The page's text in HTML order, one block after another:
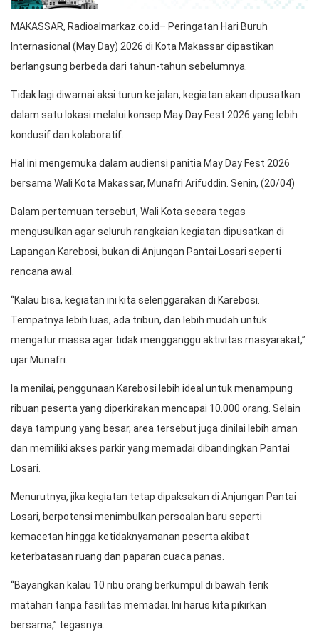
MAKASSAR, Radioalmarkaz.co.id– Peringatan Hari Buruh
Internasional (May Day) 2026 di Kota Makassar dipastikan
berlangsung berbeda dari tahun-tahun sebelumnya.
Tidak lagi diwarnai aksi turun ke jalan, kegiatan akan dipusatkan
dalam satu lokasi melalui konsep May Day Fest 2026 yang lebih
kondusif dan kolaboratif.
Hal ini mengemuka dalam audiensi panitia May Day Fest 2026
bersama Wali Kota Makassar, Munafri Arifuddin. Senin, (20/04)
Dalam pertemuan tersebut, Wali Kota secara tegas
mengusulkan agar seluruh rangkaian kegiatan dipusatkan di
Lapangan Karebosi, bukan di Anjungan Pantai Losari seperti
rencana awal.
“Kalau bisa, kegiatan ini kita selenggarakan di Karebosi.
Tempatnya lebih luas, ada tribun, dan lebih mudah untuk
mengatur massa agar tidak mengganggu aktivitas masyarakat,”
ujar Munafri.
Ia menilai, penggunaan Karebosi lebih ideal untuk menampung
ribuan peserta yang diperkirakan mencapai 10.000 orang. Selain
daya tampung yang besar, area tersebut juga dinilai lebih aman
dan memiliki akses parkir yang memadai dibandingkan Pantai
Losari.
Menurutnya, jika kegiatan tetap dipaksakan di Anjungan Pantai
Losari, berpotensi menimbulkan persoalan baru seperti
kemacetan hingga ketidaknyamanan peserta akibat
keterbatasan ruang dan paparan cuaca panas.
“Bayangkan kalau 10 ribu orang berkumpul di bawah terik
matahari tanpa fasilitas memadai. Ini harus kita pikirkan
bersama,” tegasnya.